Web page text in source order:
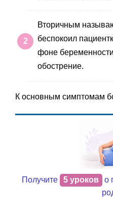
Вторичным
беспокоил
фоне
обострение.
К основным симптомам
Получите 5 уроков
о